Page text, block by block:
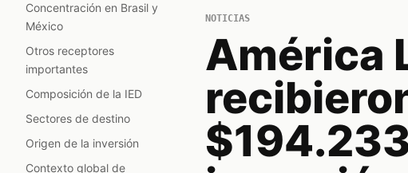
Concentración en Brasil y
México
Otros receptores
importantes
Composición de la IED
Sectores de destino
Origen de la inversión
Contexto global de
NOTICIAS
América